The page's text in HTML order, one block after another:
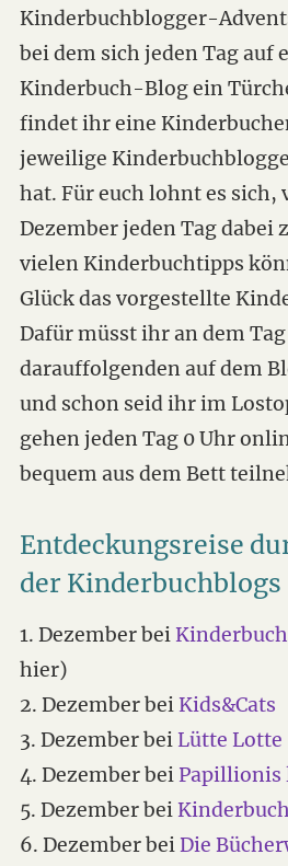
Kinderbuchblogger-
bei dem sich jeden Tag auf
Kinderbuch-Blog ein
findet ihr eine
jeweilige
hat. Für euch lohnt es sich,
Dezember jeden Tag dabei
vielen Kinderbuchtipps
Glück das vorgestellte
Dafür müsst ihr an dem
darauffolgenden auf dem
und schon seid ihr im
gehen jeden Tag 0 Uhr
bequem aus dem Bett
Entdeckungsreise
der Kinderbuchblogs
1. Dezember bei
hier)
2. Dezember beiKids&Cats
3. Dezember bei Lütte Lotte
4. Dezember beiPapillionis
5. Dezember bei
6. Dezember beiDie